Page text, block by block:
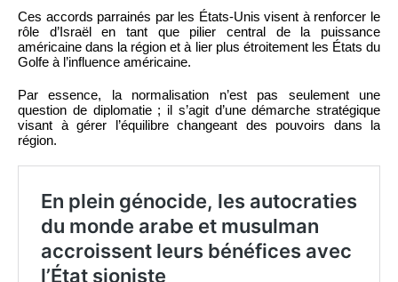
Ces accords parrainés par les États-Unis visent à renforcer le
rôle d’Israël en tant que pilier central de la puissance
américaine dans la région et à lier plus étroitement les États du
Golfe à l’influence américaine.
Par essence, la normalisation n’est pas seulement une
question de diplomatie ; il s’agit d’une démarche stratégique
visant à gérer l’équilibre changeant des pouvoirs dans la
région.